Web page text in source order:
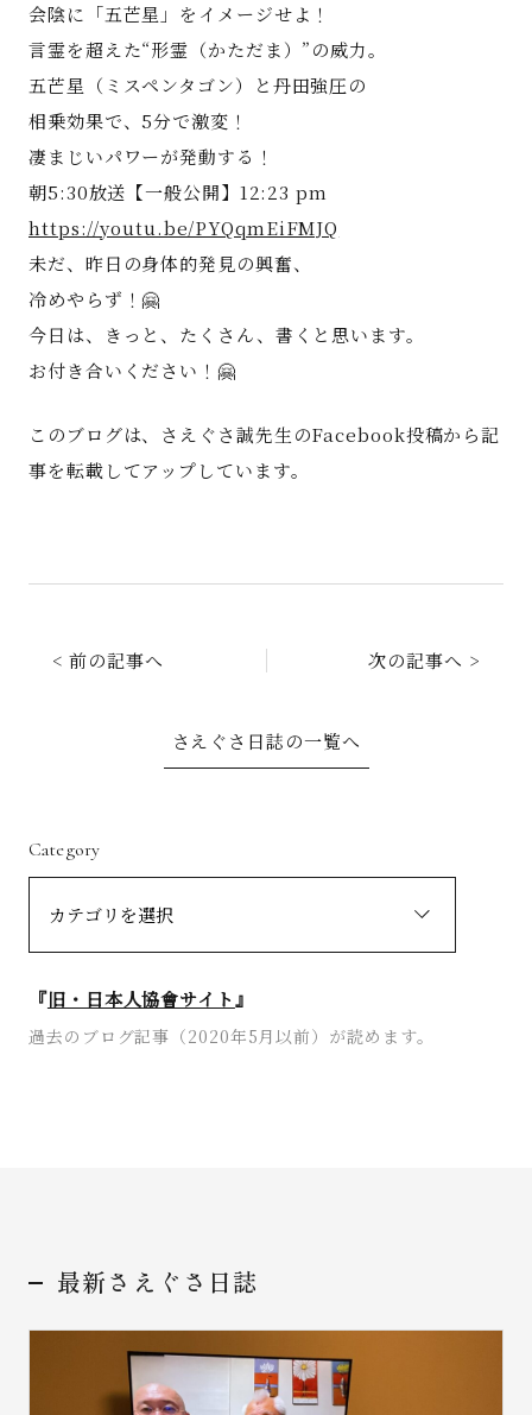
Godo AIAとは
お知らせ
特定商取引法に基づく表記
会陰に「五芒星」をイメージせよ！
言霊を超えた“形霊（かただま）”の威力。
五芒星（ミスペンタゴン）と丹田強圧の
相乗効果で、5分で激変！
凄まじいパワーが発動する！
朝5:30放送【一般公開】12:23 pm
https://youtu.be/PYQqmEiFMJQ
未だ、昨日の身体的発見の興奮、
冷めやらず！🤗
今日は、きっと、たくさん、書くと思います。
お付き合いください！🤗
このブログは、さえぐさ誠先生のFacebook投稿から記
事を転載してアップしています。
< 前の記事へ 次の記事へ >
さえぐさ日誌の一覧へ
Category
『旧・日本人協會サイト』
過去のブログ記事（2020年5月以前）が読めます。
最新さえぐさ日誌